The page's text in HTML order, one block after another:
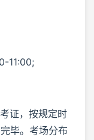
11:00;
证，按规定时
毕。考场分布